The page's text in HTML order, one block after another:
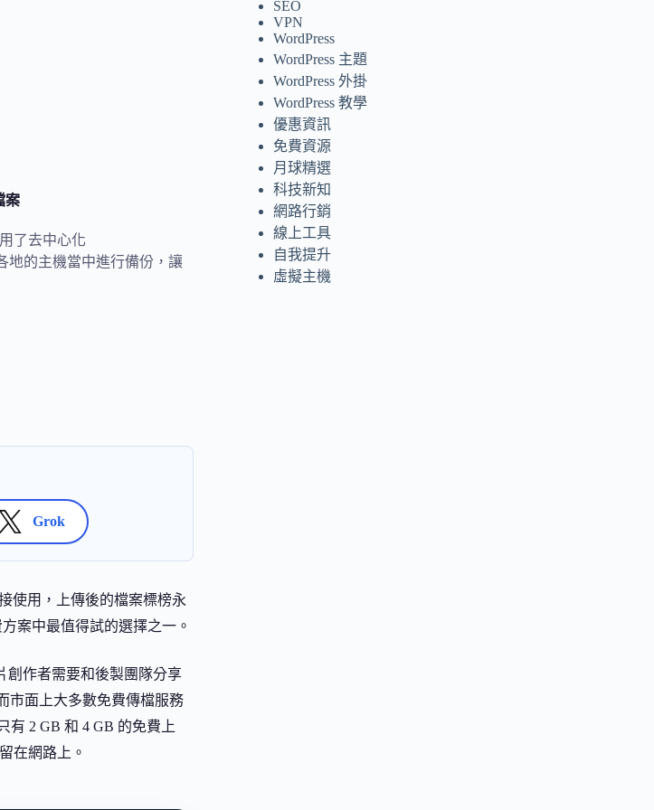
案
了去中心化
地的主機當中進行備份，讓
Grok
使用，上傳後的檔案標榜永
案中最值得試的選擇之一。
創作者需要和後製團隊分享
市面上大多數免費傳檔服務
有 2 GB 和 4 GB 的免費上
在網路上。
SEO
VPN
WordPress
WordPress 主題
WordPress 外掛
WordPress 教學
優惠資訊
免費資源
月球精選
科技新知
網路行銷
線上工具
自我提升
虛擬主機